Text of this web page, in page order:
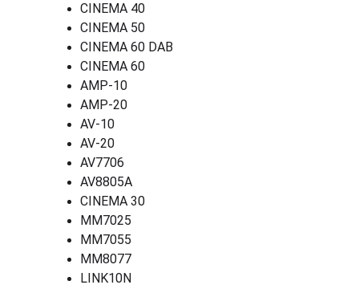
CINEMA 40
CINEMA 50
CINEMA 60 DAB
CINEMA 60
AMP-10
AMP-20
AV-10
AV-20
AV7706
AV8805A
CINEMA 30
MM7025
MM7055
MM8077
LINK10N